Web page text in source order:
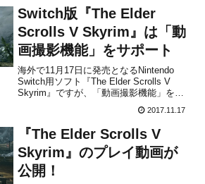
Switch版『The Elder
Scrolls V Skyrim』は「動
画撮影機能」をサポート
海外で11月17日に発売となるNintendo
Switch用ソフト『The Elder Scrolls V
Skyrim』ですが、「動画撮影機能」をサ
ッチ(詳しい内容は不明)が配信されてい
て、それをダウンロードすることで「動
画撮影機能」を使え...
2017.11.17
『The Elder Scrolls V
Skyrim』のプレイ動画が
公開！